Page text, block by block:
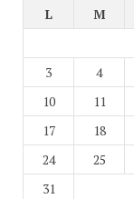
L
M
3
4
10
11
17
18
24
25
31